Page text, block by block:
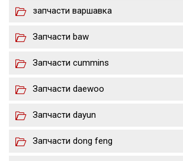
запчасти варшавка
Запчасти baw
Запчасти cummins
Запчасти daewoo
Запчасти dayun
Запчасти dong feng